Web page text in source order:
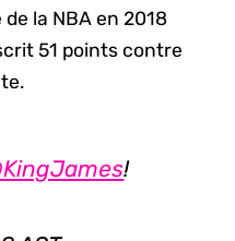
la NBA en 2018
51 points contre
!